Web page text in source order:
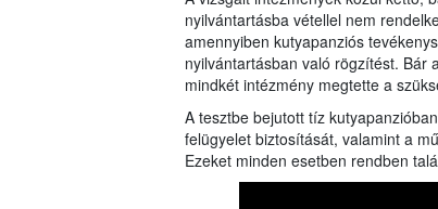
nyilvántartásba vétellel nem
amennyiben kutyapanziós
nyilvántartásban való rögzítést. Bár
mindkét intézmény megtette a
A tesztbe bejutott tíz
felügyelet biztosítását, valamint a
Ezeket minden esetben rendben